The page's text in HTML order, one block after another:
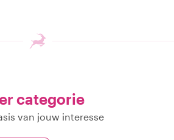
categorie
van jouw interesse